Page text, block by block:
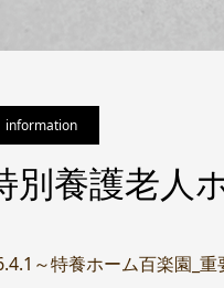
information
別養護老人
～特養ホーム百楽園_